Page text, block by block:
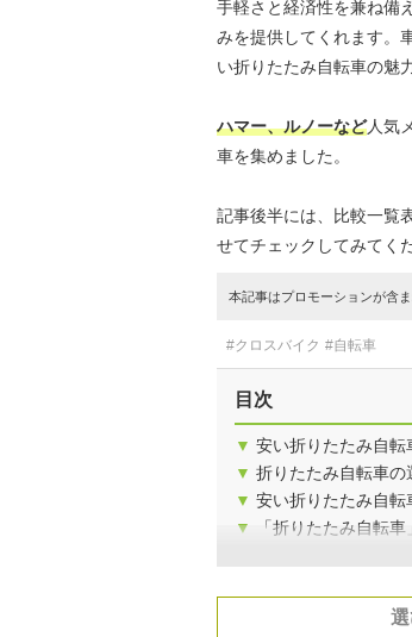
手軽さと経済性を兼ね備
みを提供してくれます。
い折りたたみ自転車の魅
ハマー、ルノーなど人気
車を集めました。
記事後半には、比較一覧
せてチェックしてみてく
本記事はプロモーションが含
#クロスバイク #自転車
目次
▼ 安い折りたたみ自転
▼ 折りたたみ自転車の
▼ 安い折りたたみ自転
▼
「折りたたみ自転